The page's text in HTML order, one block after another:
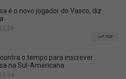
é o novo jogador do Vasco, diz
TOP
o tempo para inscrever
na Sul-Americana